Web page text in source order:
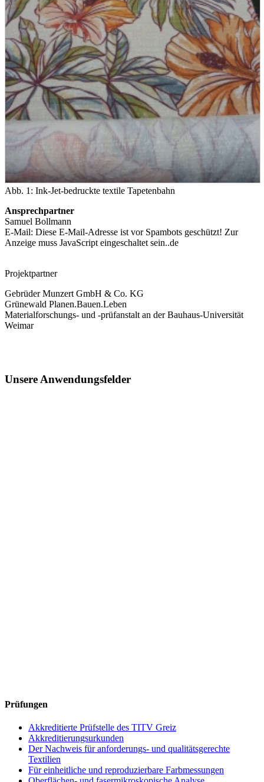
Abb. 1: Ink-Jet-bedruckte textile Tapetenbahn
Ansprechpartner
Samuel Bollmann
E-Mail: Diese E-Mail-Adresse ist vor Spambots geschützt! Zur
Anzeige muss JavaScript eingeschaltet sein..de
Projektpartner
Gebrüder Munzert GmbH & Co. KG
Grünewald Planen.Bauen.Leben
Materialforschungs‑ und ‑prüfanstalt an der Bauhaus-Universität
Weimar
Unsere Anwendungsfelder
Prüfungen
Akkreditierte Prüfstelle des TITV Greiz
Akkreditierungsurkunden
Der Nachweis für anforderungs- und qualitätsgerechte
Textilien
Für einheitliche und reproduzierbare Farbmessungen